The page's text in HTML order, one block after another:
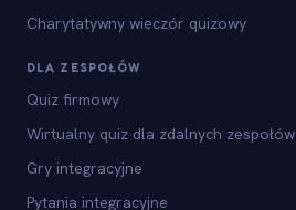
Charytatywny wieczór quizowy
DLA ZESPOŁÓW
Quiz firmowy
Wirtualny quiz dla zdalnych zespołów
Gry integracyjne
Pytania integracyjne